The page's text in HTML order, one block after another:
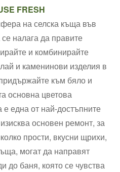
FRESH
на селска къща във
налага да правите
и комбинирайте
и каменинови изделия в
към бяло и
основна цветова
една от най-достъпните
основен ремонт, за
прости, вкусни щрихи,
могат да направят
до баня, която се чувства